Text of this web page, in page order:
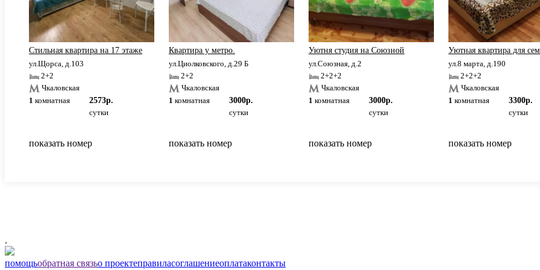
Стильная квартира на 17 этаже
ул.Щорса, д.103
2+2
Чкаловская
1 комнатная
2573р.
сутки
показать номер
Квартира у метро.
ул.Циолковского, д.29 Б
2+2
Чкаловская
1 комнатная
3000р.
сутки
показать номер
Уютня студия на Союзной
ул.Союзная, д.2
2+2+2
Чкаловская
1 комнатная
3000р.
сутки
показать номер
Уютная квартира для
ул.8 марта, д.190
2+2+2
Чкаловская
1 комнатная
3300р.
сутки
показать номер
.
помощьобратная связьо проектеправиласоглашениеоплатаконтакты